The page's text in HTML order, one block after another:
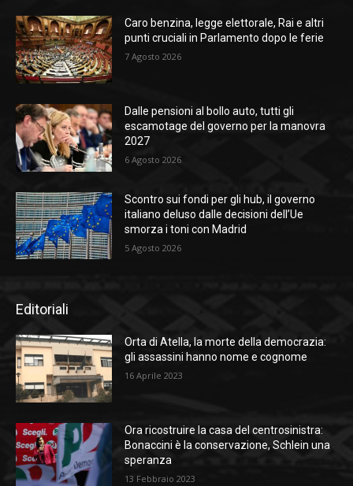
Caro benzina, legge elettorale, Rai e altri
punti cruciali in Parlamento dopo le ferie
7 Agosto 2026
Dalle pensioni al bollo auto, tutti gli
escamotage del governo per la manovra
2027
6 Agosto 2026
Scontro sui fondi per gli hub, il governo
italiano deluso dalle decisioni dell’Ue
smorza i toni con Madrid
5 Agosto 2026
Editoriali
Orta di Atella, la morte della democrazia:
gli assassini hanno nome e cognome
16 Aprile 2023
Ora ricostruire la casa del centrosinistra:
Bonaccini è la conservazione, Schlein una
speranza
13 Febbraio 2023